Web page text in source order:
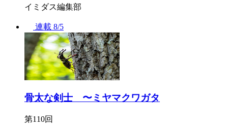
イミダス編集部
連載 8/5
骨太な剣士 〜ミヤマクワガタ
第110回